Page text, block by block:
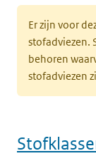
Er zijn voor
stofadviezen.
behoren
stofadviezen